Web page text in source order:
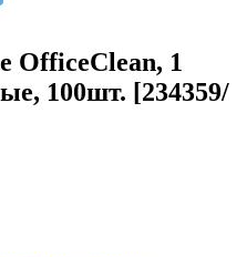
OfficeClean, 1
100шт. [234359/